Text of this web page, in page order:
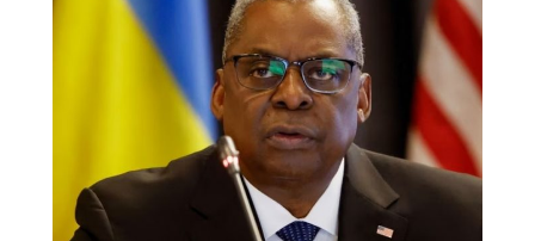
DuVideo